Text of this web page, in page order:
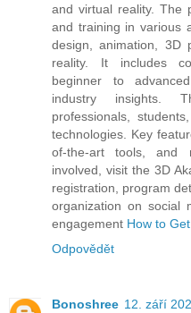
and virtual reality. The
and training in various
design, animation, 3D
reality. It includes
beginner to
industry insights.
professionals,
technologies. Key
of-the-art tools, and
involved, visit the 3D
registration, program
organization on social
engagement How to
Odpovědět
Bonoshree 12. září